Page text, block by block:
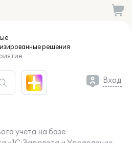
решения
Вход
учета на базе